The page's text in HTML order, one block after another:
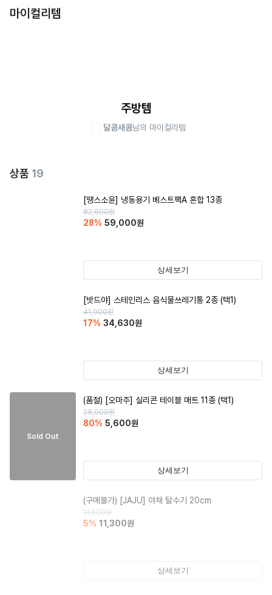
마이컬리템
주방템
달콤새콤님의 마이컬리템
상품 19
[땡스소윤] 냉동용기 베스트팩A 혼합 13종
82,800원
28% 59,000원
상세보기
[밧드야] 스테인리스 음식물쓰레기통 2종 (택1)
41,900원
17% 34,630원
상세보기
Sold Out
(품절) [오마주] 실리콘 테이블 매트 11종 (택1)
28,000원
80% 5,600원
상세보기
(구매불가) [JAJU] 야채 탈수기 20cm
11,900원
5% 11,300원
상세보기